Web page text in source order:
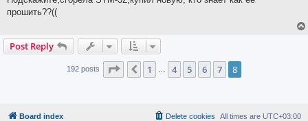
прошить??((
Post Reply
192 posts Page of8
Previous
1 4 5 6 7 8
Board index All times are UTC+03:00
Delete cookies